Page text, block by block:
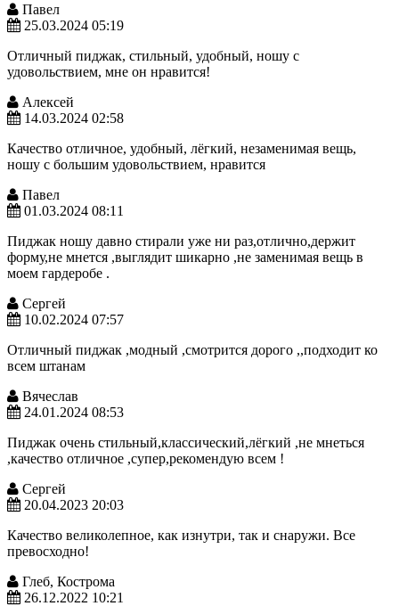
Павел
25.03.2024 05:19
Отличный пиджак, стильный, удобный, ношу с
удовольствием, мне он нравится!
Алексей
14.03.2024 02:58
Качество отличное, удобный, лёгкий, незаменимая вещь,
ношу с большим удовольствием, нравится
Павел
01.03.2024 08:11
Пиджак ношу давно стирали уже ни раз,отлично,держит
форму,не мнется ,выглядит шикарно ,не заменимая вещь в
моем гардеробе .
Сергей
10.02.2024 07:57
Отличный пиджак ,модный ,смотрится дорого ,,подходит ко
всем штанам
Вячеслав
24.01.2024 08:53
Пиджак очень стильный,классический,лёгкий ,не мнеться
,качество отличное ,супер,рекомендую всем !
Сергей
20.04.2023 20:03
Качество великолепное, как изнутри, так и снаружи. Все
превосходно!
Глеб, Кострома
26.12.2022 10:21